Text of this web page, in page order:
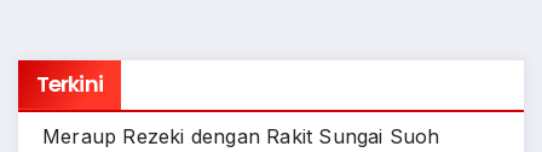
Terkini
Meraup Rezeki dengan Rakit Sungai Suoh